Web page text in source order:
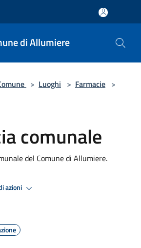
di Allumiere
> Luoghi > Farmacie >
comunale
del Comune di Allumiere.
azioni